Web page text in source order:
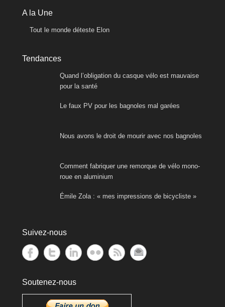
A la Une
Tout le monde déteste Elon
Tendances
Quand l’obligation du casque vélo est mauvaise
pour la santé
Le faux PV pour les bagnoles mal garées
Nous avons le droit de mourir avec nos bagnoles
Comment fabriquer une remorque de vélo mono-
roue en aluminium
Émile Zola : « mes impressions de bicycliste »
Suivez-nous
Soutenez-nous